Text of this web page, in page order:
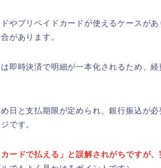
やプリペイドカードが使えるケースが
があります。
即時決済で明細が一本化されるため、
日と支払期限が定められ、銀行振込が
です。
ードで払える」と誤解されがちですが